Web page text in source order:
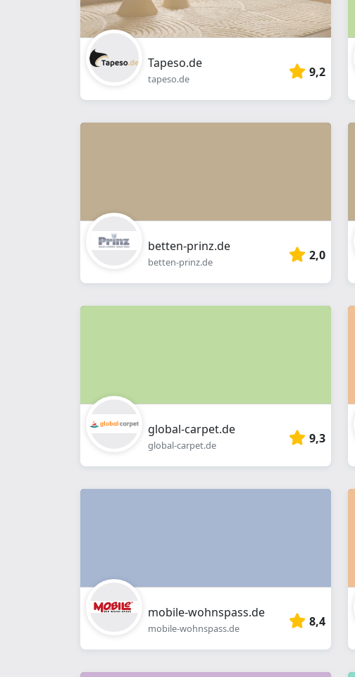
Tapeso.de
tapeso.de 9,2
betten-prinz.de
betten-prinz.de 2,0
global-carpet.de
global-carpet.de 9,3
mobile-wohnspass.de
mobile-wohnspass.de 8,4